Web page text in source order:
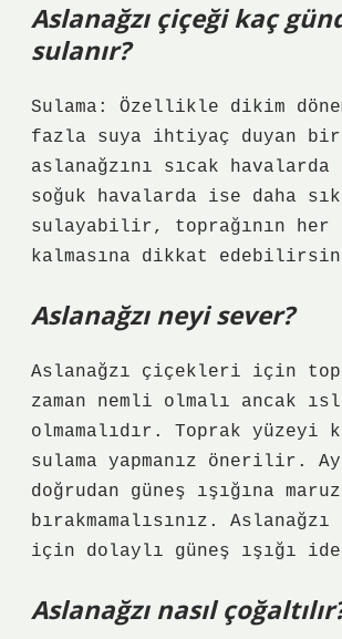
Aslanağzı çiçeği kaç
sulanır?
Sulama: Özellikle dikim
fazla suya ihtiyaç duyan
aslanağzını sıcak havalarda
soğuk havalarda ise daha sık
sulayabilir, toprağının her
kalmasına dikkat
Aslanağzı neyi sever?
Aslanağzı çiçekleri için
zaman nemli olmalı ancak
olmamalıdır. Toprak yüzeyi
sulama yapmanız önerilir.
doğrudan güneş ışığına maruz
bırakmamalısınız.
için dolaylı güneş ışığı
Aslanağzı nasıl